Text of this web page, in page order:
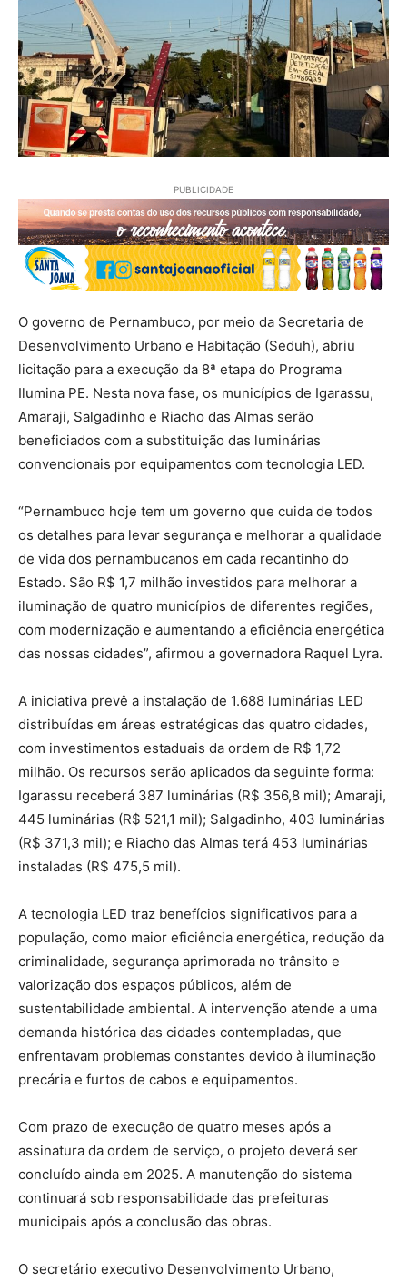
PUBLICIDADE
O governo de Pernambuco, por meio da Secretaria de
Desenvolvimento Urbano e Habitação (Seduh), abriu
licitação para a execução da 8ª etapa do Programa
Ilumina PE. Nesta nova fase, os municípios de Igarassu,
Amaraji, Salgadinho e Riacho das Almas serão
beneficiados com a substituição das luminárias
convencionais por equipamentos com tecnologia LED.
“Pernambuco hoje tem um governo que cuida de todos
os detalhes para levar segurança e melhorar a qualidade
de vida dos pernambucanos em cada recantinho do
Estado. São R$ 1,7 milhão investidos para melhorar a
iluminação de quatro municípios de diferentes regiões,
com modernização e aumentando a eficiência energética
das nossas cidades”, afirmou a governadora Raquel Lyra.
A iniciativa prevê a instalação de 1.688 luminárias LED
distribuídas em áreas estratégicas das quatro cidades,
com investimentos estaduais da ordem de R$ 1,72
milhão. Os recursos serão aplicados da seguinte forma:
Igarassu receberá 387 luminárias (R$ 356,8 mil); Amaraji,
445 luminárias (R$ 521,1 mil); Salgadinho, 403 luminárias
(R$ 371,3 mil); e Riacho das Almas terá 453 luminárias
instaladas (R$ 475,5 mil).
A tecnologia LED traz benefícios significativos para a
população, como maior eficiência energética, redução da
criminalidade, segurança aprimorada no trânsito e
valorização dos espaços públicos, além de
sustentabilidade ambiental. A intervenção atende a uma
demanda histórica das cidades contempladas, que
enfrentavam problemas constantes devido à iluminação
precária e furtos de cabos e equipamentos.
Com prazo de execução de quatro meses após a
assinatura da ordem de serviço, o projeto deverá ser
concluído ainda em 2025. A manutenção do sistema
continuará sob responsabilidade das prefeituras
municipais após a conclusão das obras.
O secretário executivo Desenvolvimento Urbano,